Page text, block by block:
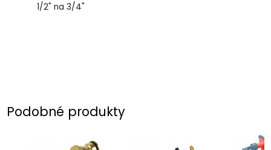
1/2" na 3/4"
Podobné produkty